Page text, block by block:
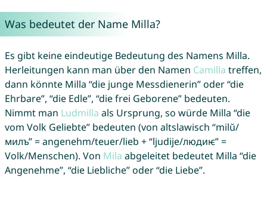
Was bedeutet der Name Milla?
Es gibt keine eindeutige Bedeutung des Namens Milla.
Herleitungen kann man über den Namen Camilla treffen,
dann könnte Milla “die junge Messdienerin” oder “die
Ehrbare”, “die Edle”, “die frei Geborene” bedeuten.
Nimmt man Ludmilla als Ursprung, so würde Milla “die
vom Volk Geliebte” bedeuten (von altslawisch “milŭ/
милъ” = angenehm/teuer/lieb + “ljudije/людиѥ” =
Volk/Menschen). Von Mila abgeleitet bedeutet Milla “die
Angenehme”, “die Liebliche” oder “die Liebe”.